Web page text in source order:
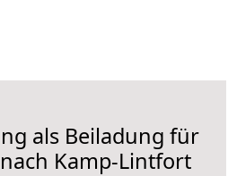
als Beiladung für
Kamp-Lintfort